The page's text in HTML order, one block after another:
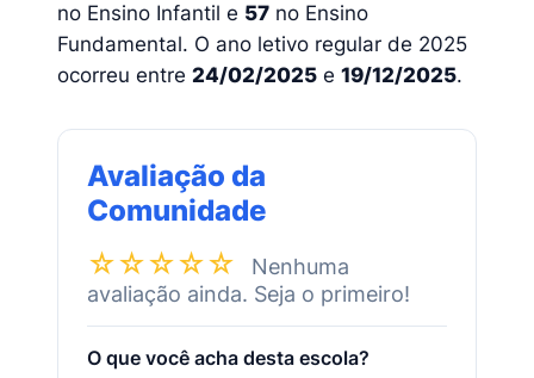
no Ensino Infantil e 57 no Ensino
Fundamental. O ano letivo regular de 2025
ocorreu entre 24/02/2025 e 19/12/2025.
Avaliação da
Comunidade
☆☆☆☆☆
Nenhuma
avaliação ainda. Seja o primeiro!
O que você acha desta escola?